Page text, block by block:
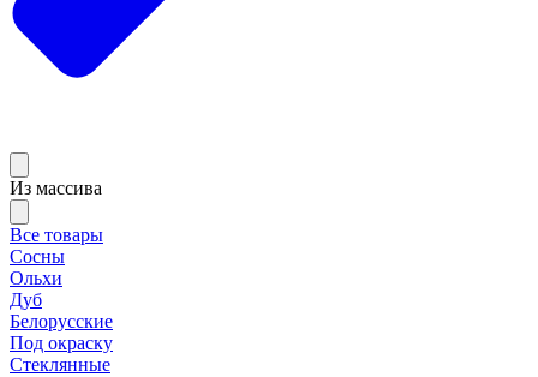
Из массива
Все товары
Сосны
Ольхи
Дуб
Белорусские
Под окраску
Стеклянные